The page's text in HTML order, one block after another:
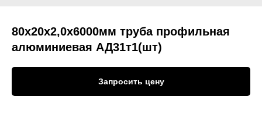
80х20х2,0х6000мм труба профильная
алюминиевая АД31т1(шт)
Запросить цену